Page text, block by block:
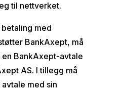
til nettverket.
betaling med
BankAxept, må
BankAxept-avtale
AS. I tillegg må
med sin